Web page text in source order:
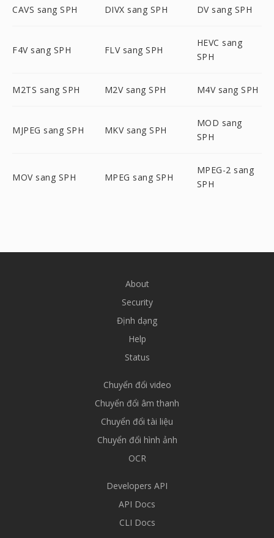
CAVS sang SPH DIVX sang SPH DV sang SPH
F4V sang SPH FLV sang SPH
HEVC sang
SPH
M2TS sang SPH M2V sang SPH M4V sang SPH
MJPEG sang SPH MKV sang SPH
MOD sang
SPH
MOV sang SPH MPEG sang SPH
MPEG-2 sang
SPH
About
Security
Định dạng
Help
Status
Chuyển đổi video
Chuyển đổi âm thanh
Chuyển đổi tài liệu
Chuyển đổi hình ảnh
OCR
Developers API
API Docs
CLI Docs